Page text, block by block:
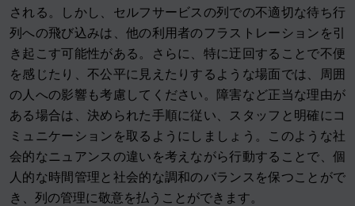
される。しかし、セルフサービスの列での不適切な待ち行
列への飛び込みは、他の利用者のフラストレーションを引
き起こす可能性がある。さらに、特に迂回することで不便
を感じたり、不公平に見えたりするような場面では、周囲
の人への影響も考慮してください。障害など正当な理由が
ある場合は、決められた手順に従い、スタッフと明確にコ
ミュニケーションを取るようにしましょう。このような社
会的なニュアンスの違いを考えながら行動することで、個
人的な時間管理と社会的な調和のバランスを保つことがで
き、列の管理に敬意を払うことができます。